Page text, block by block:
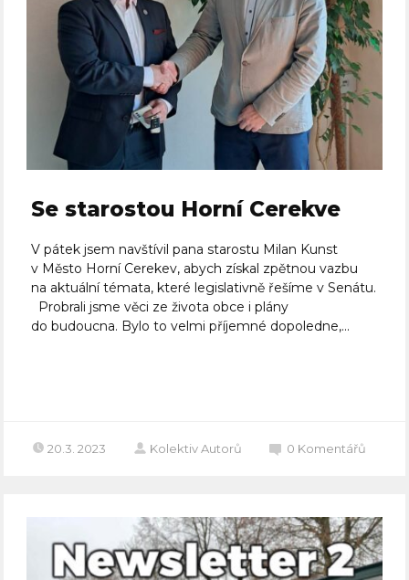
Se starostou Horní Cerekve
V pátek jsem navštívil pana starostu Milan Kunst
v Město Horní Cerekev, abych získal zpětnou vazbu
na aktuální témata, které legislativně řešíme v Senátu.
Probrali jsme věci ze života obce i plány
do budoucna. Bylo to velmi příjemné dopoledne,...
20.3. 2023 Kolektiv Autorů 0 Komentářů